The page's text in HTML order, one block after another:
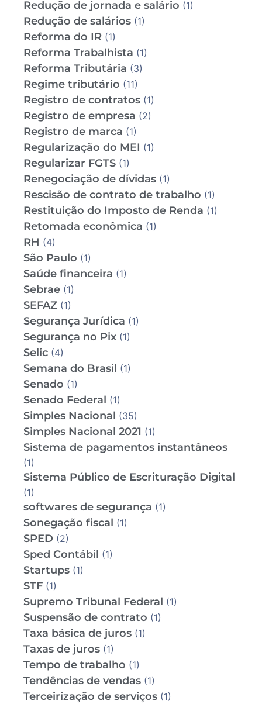
Redução de jornada e salário (1)
Redução de salários (1)
Reforma do IR (1)
Reforma Trabalhista (1)
Reforma Tributária (3)
Regime tributário (11)
Registro de contratos (1)
Registro de empresa (2)
Registro de marca (1)
Regularização do MEI (1)
Regularizar FGTS (1)
Renegociação de dívidas (1)
Rescisão de contrato de trabalho (1)
Restituição do Imposto de Renda (1)
Retomada econômica (1)
RH (4)
São Paulo (1)
Saúde financeira (1)
Sebrae (1)
SEFAZ (1)
Segurança Jurídica (1)
Segurança no Pix (1)
Selic (4)
Semana do Brasil (1)
Senado (1)
Senado Federal (1)
Simples Nacional (35)
Simples Nacional 2021 (1)
Sistema de pagamentos instantâneos
(1)
Sistema Público de Escrituração Digital
(1)
softwares de segurança (1)
Sonegação fiscal (1)
SPED (2)
Sped Contábil (1)
Startups (1)
STF (1)
Supremo Tribunal Federal (1)
Suspensão de contrato (1)
Taxa básica de juros (1)
Taxas de juros (1)
Tempo de trabalho (1)
Tendências de vendas (1)
Terceirização de serviços (1)